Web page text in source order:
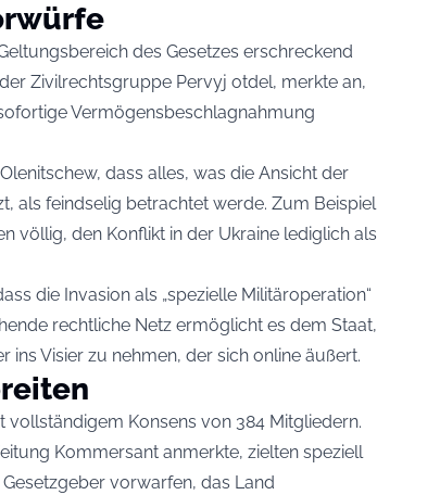
des Gesetzes erschreckend
Zivilrechtsgruppe Pervyj otdel, merkte an,
Vermögensbeschlagnahmung
dass alles, was die Ansicht der
als feindselig betrachtet werde. Zum Beispiel
völlig, den Konflikt in der Ukraine lediglich als
die Invasion als „spezielle Militäroperation“
rechtliche Netz ermöglicht es dem Staat,
ins Visier zu nehmen, der sich online äußert.
vollständigem Konsens von 384 Mitgliedern.
Kommersant anmerkte, zielten speziell
vorwarfen, das Land